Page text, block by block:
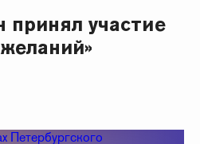
участие